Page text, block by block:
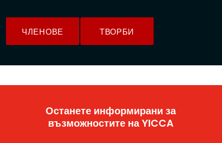
ЧЛЕНОВЕ ТВОРБИ
Останете информирани за
възможностите на YICCA